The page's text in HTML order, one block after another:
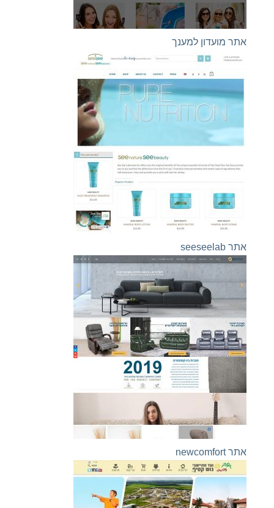
אתר מועדון למענך
אתר seeseelab
אתר newcomfort